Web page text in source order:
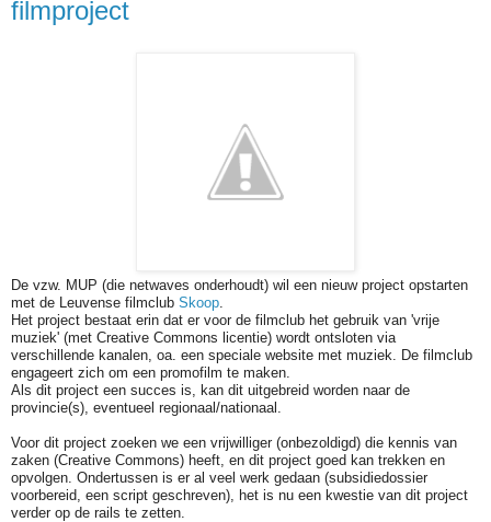
filmproject
De vzw. MUP (die netwaves onderhoudt) wil een nieuw project opstarten
met de Leuvense filmclub Skoop
Het project bestaat erin dat er voor de filmclub het gebruik van 'vrije
muziek' (met Creative Commons licentie) wordt ontsloten via
verschillende kanalen, oa. een speciale website met muziek. De filmclub
engageert zich om een promofilm te maken.
Als dit project een succes is, kan dit uitgebreid worden naar de
provincie(s), eventueel regionaal/nationaal.
Voor dit project zoeken we een vrijwilliger (onbezoldigd) die kennis van
zaken (Creative Commons) heeft, en dit project goed kan trekken en
opvolgen. Ondertussen is er al veel werk gedaan (subsidiedossier
voorbereid, een script geschreven), het is nu een kwestie van dit project
verder op de rails te zetten.